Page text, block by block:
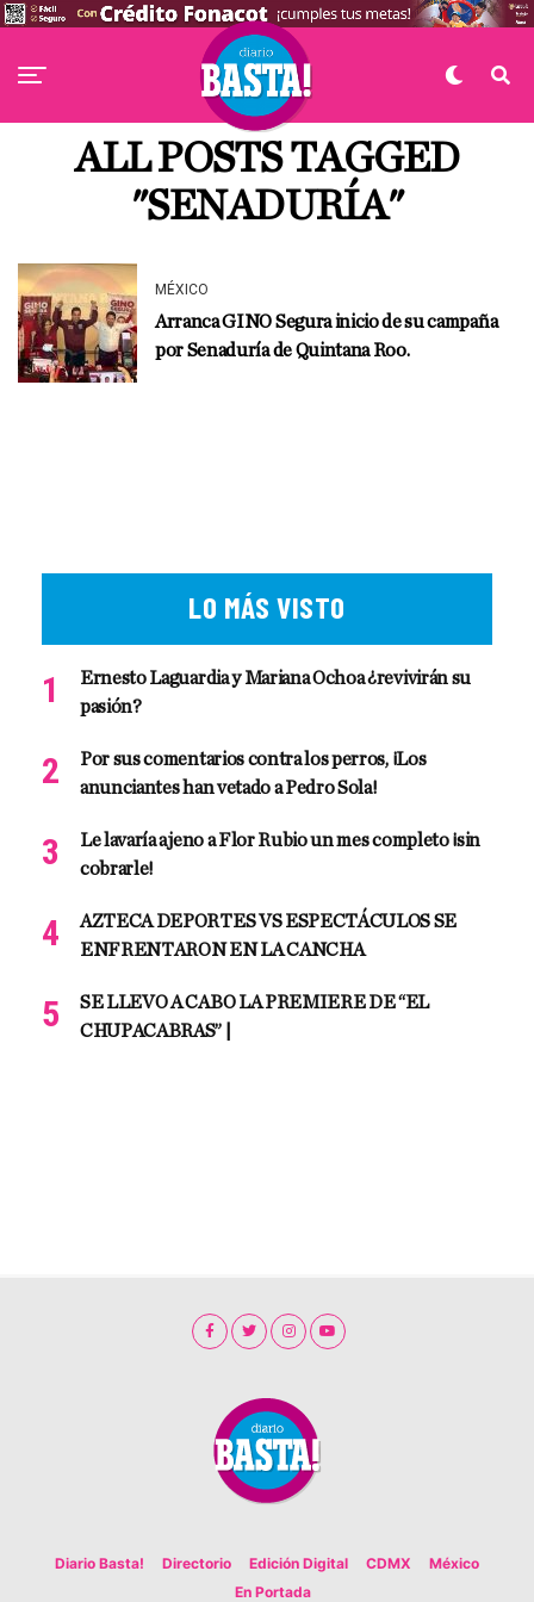
ALL POSTS TAGGED
"SENADURÍA"
MÉXICO
Arranca GINO Segura inicio de su campaña
por Senaduría de Quintana Roo.
LO MÁS VISTO
Ernesto Laguardia y Mariana Ochoa ¿revivirán su
pasión?
Por sus comentarios contra los perros, ¡Los
anunciantes han vetado a Pedro Sola!
Le lavaría ajeno a Flor Rubio un mes completo ¡sin
cobrarle!
AZTECA DEPORTES VS ESPECTÁCULOS SE
ENFRENTARON EN LA CANCHA
SE LLEVO A CABO LA PREMIERE DE “EL
CHUPACABRAS” |
Diario Basta! Directorio Edición Digital CDMX
México
En Portada